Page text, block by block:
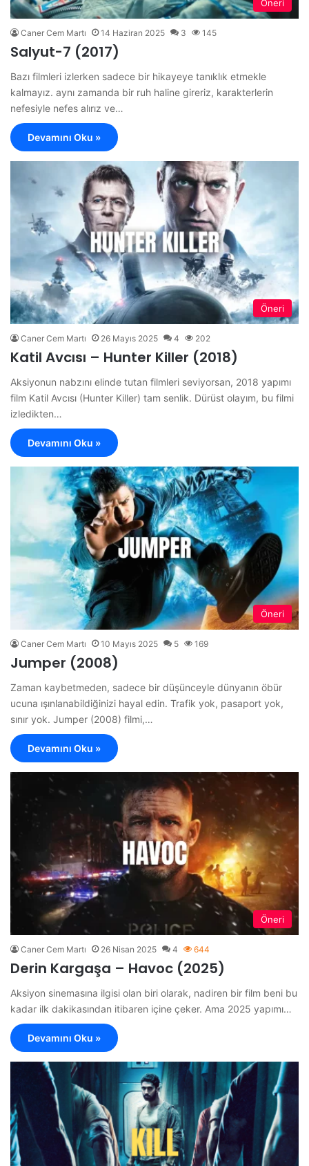
Öneri
Caner Cem Martı 14 Haziran 2025 3 145
Salyut-7 (2017)
Bazı filmleri izlerken sadece bir hikayeye tanıklık etmekle
kalmayız. aynı zamanda bir ruh haline gireriz, karakterlerin
nefesiyle nefes alırız ve…
Devamını Oku »
Öneri
Caner Cem Martı 26 Mayıs 2025 4 202
Katil Avcısı – Hunter Killer (2018)
Aksiyonun nabzını elinde tutan filmleri seviyorsan, 2018 yapımı
film Katil Avcısı (Hunter Killer) tam senlik. Dürüst olayım, bu filmi
izledikten…
Devamını Oku »
Öneri
Caner Cem Martı 10 Mayıs 2025 5 169
Jumper (2008)
Zaman kaybetmeden, sadece bir düşünceyle dünyanın öbür
ucuna ışınlanabildiğinizi hayal edin. Trafik yok, pasaport yok,
sınır yok. Jumper (2008) filmi,…
Devamını Oku »
Öneri
Caner Cem Martı 26 Nisan 2025 4 644
Derin Kargaşa – Havoc (2025)
Aksiyon sinemasına ilgisi olan biri olarak, nadiren bir film beni bu
kadar ilk dakikasından itibaren içine çeker. Ama 2025 yapımı…
Devamını Oku »